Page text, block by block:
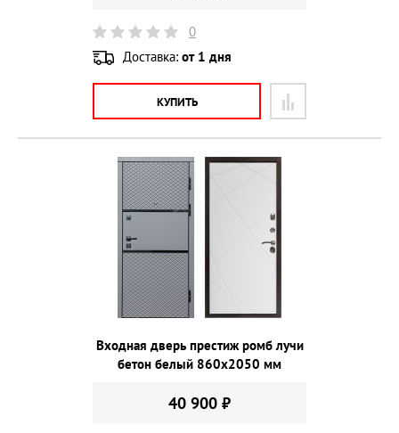
0
Доставка: от 1 дня
КУПИТЬ
Входная дверь престиж ромб лучи
бетон белый 860х2050 мм
40 900 ₽